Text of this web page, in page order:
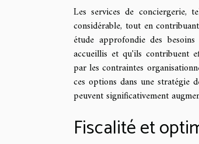
Les services de conciergerie,
considérable, tout en
étude approfondie des
accueillis et qu'ils contribuent
par les contraintes
ces options dans une stratégie
peuvent significativement
Fiscalité et